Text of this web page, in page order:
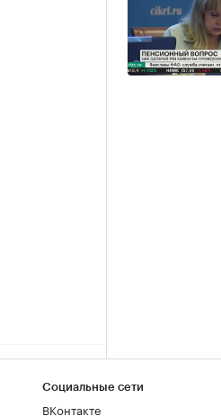
Социальные сети
ВКонтакте